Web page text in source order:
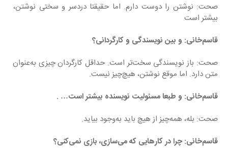
صحت: نوشتن را دوست دارم. اما حقیقتا دردسر و سختی نوشتن،
بیشتر است
قاسم‌خانی: و بین نویسندگی و کارگردانی؟
صحت: باز نویسندگی سخت‌تر است. حداقل کارگردان چیزی به‌عنوان
متن دارد. اما موقع نوشتن، هیچ‌چیز نیست.
قاسم‌خانی: و طبعا مسئولیت نویسنده بیشتر است… .
صحت: بله، همه‌چیز از هیچ باید به‌وجود بیاید.
قاسم‌خانی: چرا در کارهایی که می‌سازی، بازی نمی‌کنی؟